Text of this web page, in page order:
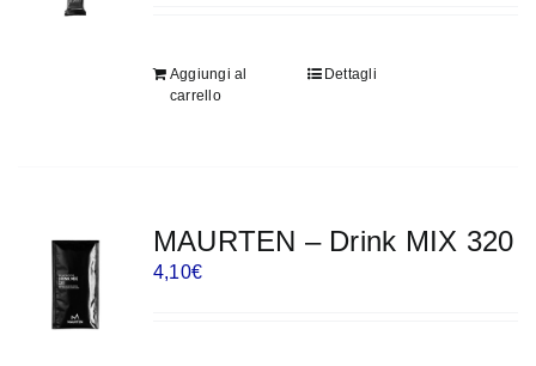
Aggiungi al
carrello
Dettagli
MAURTEN – Drink MIX 320
4,10€